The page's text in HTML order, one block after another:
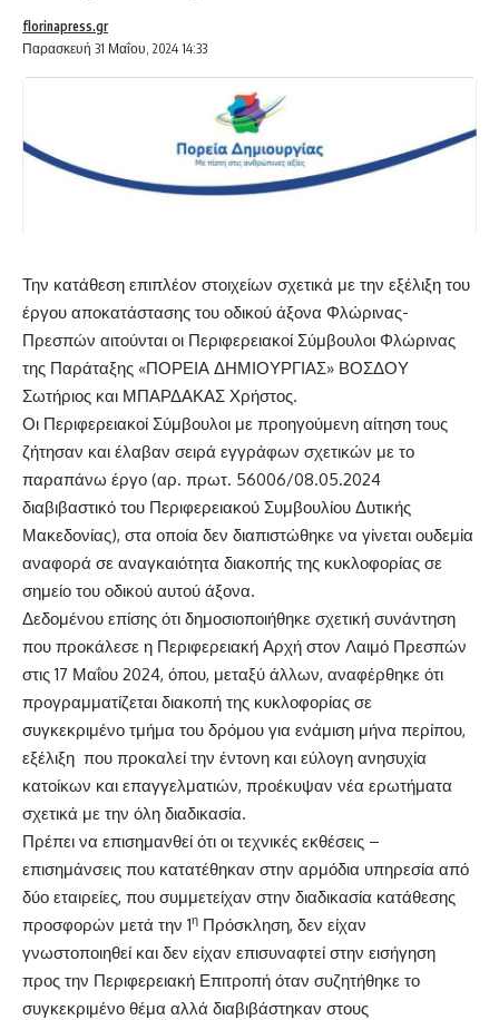
Παρασκευή 31 Μαΐου, 2024 14:33
florinapress.gr
Την κατάθεση επιπλέον στοιχείων σχετικά με την εξέλιξη του
έργου αποκατάστασης του οδικού άξονα Φλώρινας-
Πρεσπών αιτούνται οι Περιφερειακοί Σύμβουλοι Φλώρινας
της Παράταξης «ΠΟΡΕΙΑ ΔΗΜΙΟΥΡΓΙΑΣ» ΒΟΣΔΟΥ
Σωτήριος και ΜΠΑΡΔΑΚΑΣ Χρήστος.
Οι Περιφερειακοί Σύμβουλοι με προηγούμενη αίτηση τους
ζήτησαν και έλαβαν σειρά εγγράφων σχετικών με το
παραπάνω έργο (αρ. πρωτ. 56006/08.05.2024
διαβιβαστικό του Περιφερειακού Συμβουλίου Δυτικής
Μακεδονίας), στα οποία δεν διαπιστώθηκε να γίνεται ουδεμία
αναφορά σε αναγκαιότητα διακοπής της κυκλοφορίας σε
σημείο του οδικού αυτού άξονα.
Δεδομένου επίσης ότι δημοσιοποιήθηκε σχετική συνάντηση
που προκάλεσε η Περιφερειακή Αρχή στον Λαιμό Πρεσπών
στις 17 Μαΐου 2024, όπου, μεταξύ άλλων, αναφέρθηκε ότι
προγραμματίζεται διακοπή της κυκλοφορίας σε
συγκεκριμένο τμήμα του δρόμου για ενάμιση μήνα περίπου,
εξέλιξη που προκαλεί την έντονη και εύλογη ανησυχία
κατοίκων και επαγγελματιών, προέκυψαν νέα ερωτήματα
σχετικά με την όλη διαδικασία.
Πρέπει να επισημανθεί ότι οι τεχνικές εκθέσεις –
επισημάνσεις που κατατέθηκαν στην αρμόδια υπηρεσία από
δύο εταιρείες, που συμμετείχαν στην διαδικασία κατάθεσης
προσφορών μετά την 1η Πρόσκληση, δεν είχαν
γνωστοποιηθεί και δεν είχαν επισυναφτεί στην εισήγηση
προς την Περιφερειακή Επιτροπή όταν συζητήθηκε το
συγκεκριμένο θέμα αλλά διαβιβάστηκαν στους